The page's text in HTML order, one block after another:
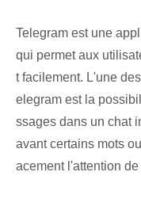
Telegram est une
qui permet aux
t facilement. L'une
elegram est la
ssages dans un ⁤chat
avant certains mots
acement l'attention